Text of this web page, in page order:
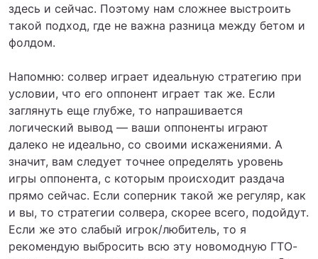
здесь и сейчас. Поэтому нам сложнее выстроить
такой подход, где не важна разница между бетом и
фолдом.
Напомню: солвер играет идеальную стратегию при
условии, что его оппонент играет так же. Если
заглянуть еще глубже, то напрашивается
логический вывод — ваши оппоненты играют
далеко не идеально, со своими искажениями. А
значит, вам следует точнее определять уровень
игры оппонента, с которым происходит раздача
прямо сейчас. Если соперник такой же регуляр, как
и вы, то стратегии солвера, скорее всего, подойдут.
Если же это слабый игрок/любитель, то я
рекомендую выбросить всю эту новомодную ГТО-